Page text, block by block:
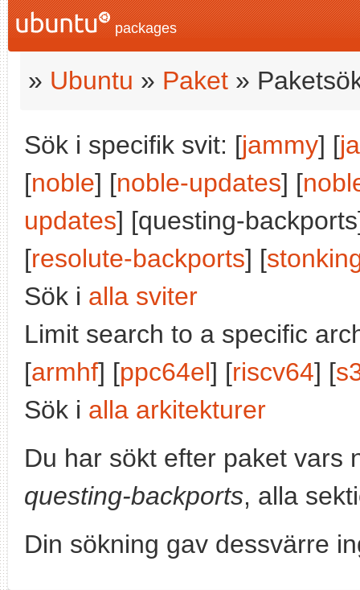
packages
» Ubuntu » Paket »
Sök i specifik svit: [jammy] [
[noble] [noble-updates] [
updates] [questing-
[resolute-backports] [
Sök i alla sviter
Limit search to a specific
[armhf] [ppc64el] [riscv64] [
Sök i alla arkitekturer
Du har sökt efter paket vars
questing-backports, alla
Din sökning gav dessvärre